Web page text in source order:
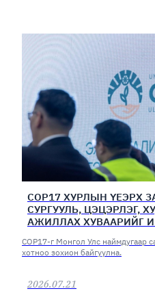
COP17 ХУРЛЫН ҮЕЭРХ
СУРГУУЛЬ, ЦЭЦЭРЛЭГ,
АЖИЛЛАХ ХУВААРИЙГ
СОР17-г Монгол Улс наймдугаар
хотноо зохион байгуулна.
2026.07.21